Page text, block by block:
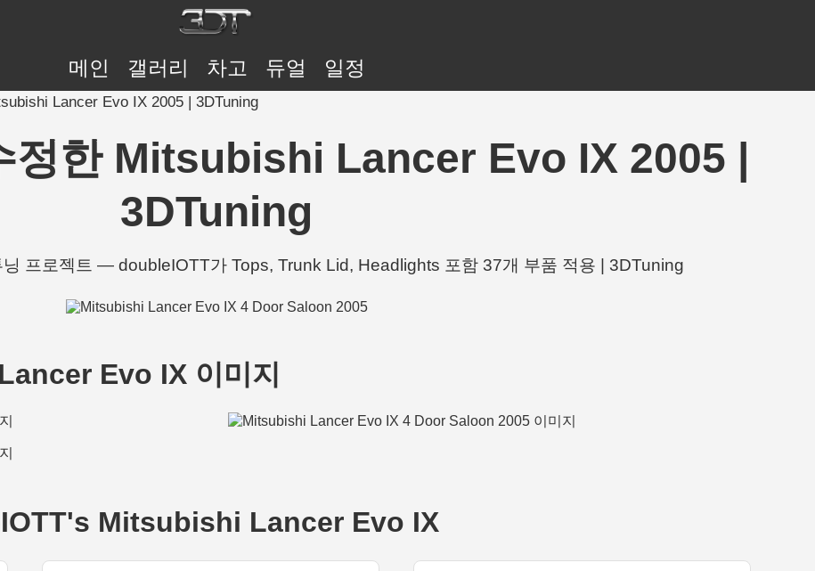
메인 갤러리 차고 듀얼 일정
Lancer Evo IX 2005 | 3DTuning
정한 Mitsubishi Lancer Evo IX 2005 |
3DTuning
프로젝트 — doubleIOTT가 Tops, Trunk Lid, Headlights 포함 37개 부품 적용 | 3DTuning
Evo IX 이미지
Mitsubishi Lancer Evo IX